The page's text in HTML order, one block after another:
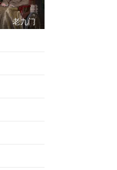
老九门